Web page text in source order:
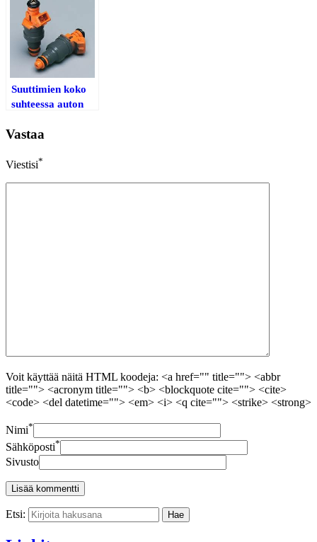
Suuttimien koko
suhteessa auton
Vastaa
Viestisi*
Voit käyttää näitä HTML koodeja: <a href="" title=""> <abbr
title=""> <acronym title=""> <b> <blockquote cite=""> <cite>
<code> <del datetime=""> <em> <i> <q cite=""> <strike> <strong>
Nimi*
Sähköposti*
Sivusto
Etsi: